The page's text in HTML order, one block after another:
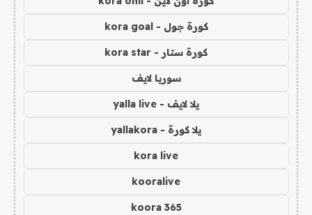
كورة جول - kora goal
كورة ستار - kora star
سوريا لايف
يلا لايف - yalla live
يلا كورة - yallakora
kora live
kooralive
koora 365